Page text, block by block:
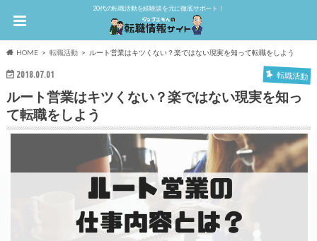
20代の転職活動を経験談を元に徹底サポート！
HOME 転職活動 ルート営業はキツくない？楽ではない現実を知って転職をしよう
2018.07.01 転職活動
ルート営業はキツくない？楽ではない現実を知っ
て転職をしよう